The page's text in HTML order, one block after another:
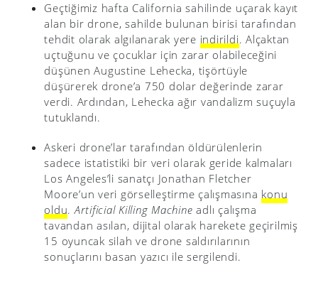
Geçtiğimiz hafta California sahilinde uçarak kayıt
alan bir drone, sahilde bulunan birisi tarafından
tehdit olarak algılanarak yere indirildi. Alçaktan
uçtuğunu ve çocuklar için zarar olabileceğini
düşünen Augustine Lehecka, tişörtüyle
düşürerek drone’a 750 dolar değerinde zarar
verdi. Ardından, Lehecka ağır vandalizm suçuyla
tutuklandı.
Askeri drone’lar tarafından öldürülenlerin
sadece istatistiki bir veri olarak geride kalmaları
Los Angeles’li sanatçı Jonathan Fletcher
Moore’un veri görselleştirme çalışmasına konu
oldu.Artificial Killing Machine adlı çalışma
tavandan asılan, dijital olarak harekete geçirilmiş
15 oyuncak silah ve drone saldırılarının
sonuçlarını basan yazıcı ile sergilendi.